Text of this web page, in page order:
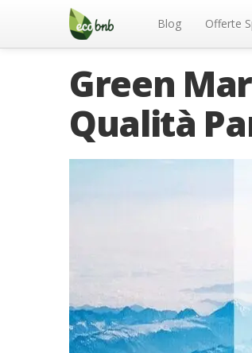
Menu Blog Offerte
Green
Qualità